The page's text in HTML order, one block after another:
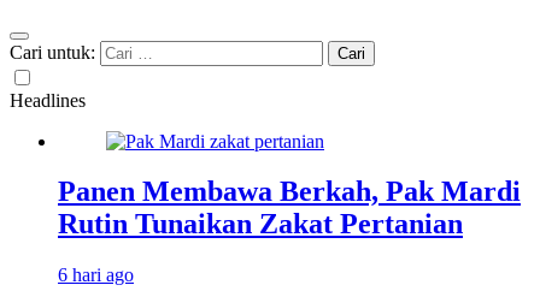
Cari untuk:
Headlines
Panen Membawa Berkah, Pak Mardi
Rutin Tunaikan Zakat Pertanian
6 hari ago